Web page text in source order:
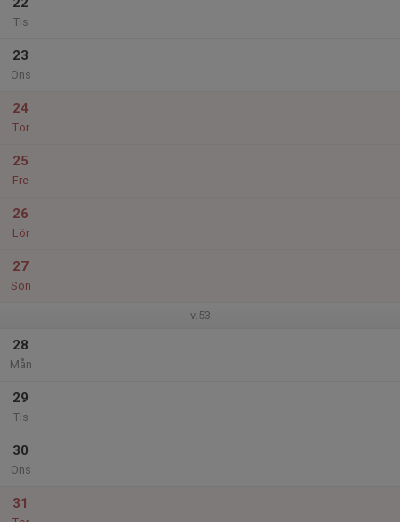
Tis
23
Ons
24
Tor
25
Fre
26
Lör
27
Sön
v.53
28
Mån
29
Tis
30
Ons
31